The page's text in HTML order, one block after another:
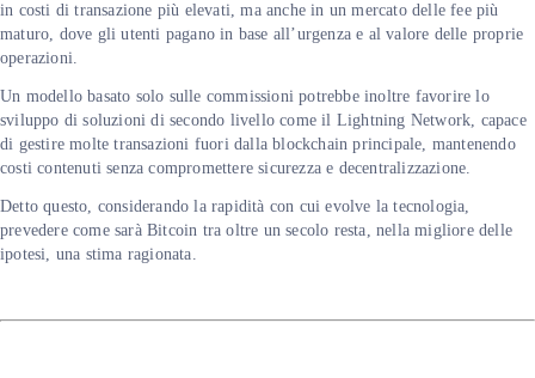
in costi di transazione più elevati, ma anche in un mercato delle fee più
maturo, dove gli utenti pagano in base all’urgenza e al valore delle proprie
operazioni.
Un modello basato solo sulle commissioni potrebbe inoltre favorire lo
sviluppo di soluzioni di secondo livello come il Lightning Network, capace
di gestire molte transazioni fuori dalla blockchain principale, mantenendo
costi contenuti senza compromettere sicurezza e decentralizzazione.
Detto questo, considerando la rapidità con cui evolve la tecnologia,
prevedere come sarà Bitcoin tra oltre un secolo resta, nella migliore delle
ipotesi, una stima ragionata.